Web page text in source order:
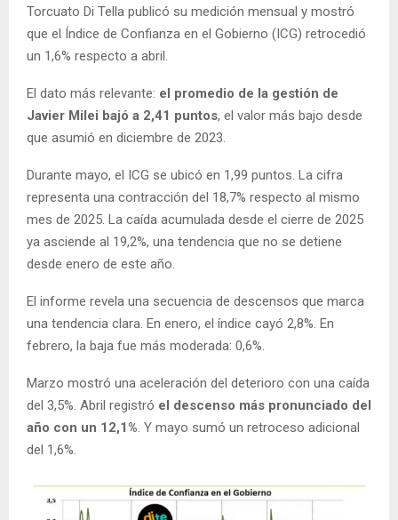
Torcuato Di Tella publicó su medición mensual y mostró
que el Índice de Confianza en el Gobierno (ICG) retrocedió
un 1,6% respecto a abril.
El dato más relevante: el promedio de la gestión de
Javier Milei bajó a 2,41 puntos, el valor más bajo desde
que asumió en diciembre de 2023.
Durante mayo, el ICG se ubicó en 1,99 puntos. La cifra
representa una contracción del 18,7% respecto al mismo
mes de 2025. La caída acumulada desde el cierre de 2025
ya asciende al 19,2%, una tendencia que no se detiene
desde enero de este año.
El informe revela una secuencia de descensos que marca
una tendencia clara. En enero, el índice cayó 2,8%. En
febrero, la baja fue más moderada: 0,6%.
Marzo mostró una aceleración del deterioro con una caída
del 3,5%. Abril registró el descenso más pronunciado del
año con un 12,1%. Y mayo sumó un retroceso adicional
del 1,6%.